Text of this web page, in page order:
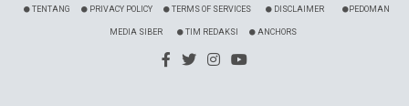
TENTANG PRIVACY POLICY TERMS OF SERVICES DISCLAIMER PEDOMAN
MEDIA SIBER TIM REDAKSI ANCHORS